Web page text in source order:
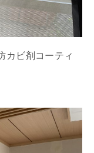
カビ剤コーティ